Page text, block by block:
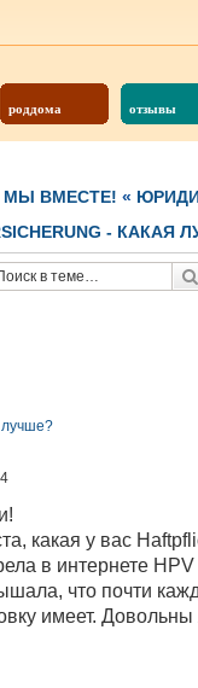
роддома отзывы
МЫ ВМЕСТЕ! «
- КАКАЯ
лучше?
какая у вас
в интернете
что почти
имеет.